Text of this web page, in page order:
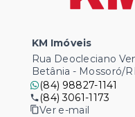
KM Imóveis
Rua Deocleciano
Betânia - Mossoró/
(84) 98827-1141
(84) 3061-1173
Ver e-mail